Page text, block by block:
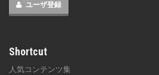
ユーザ登録
Shortcut
人気コンテンツ集